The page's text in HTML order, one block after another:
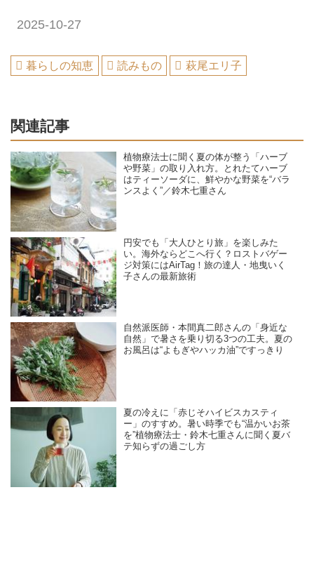
2025-10-27
暮らしの知恵 読みもの 萩尾エリ子
関連記事
植物療法士に聞く夏の体が整う「ハーブ
や野菜」の取り入れ方。とれたてハーブ
はティーソーダに、鮮やかな野菜を“バラ
ンスよく”／鈴木七重さん
円安でも「大人ひとり旅」を楽しみた
い。海外ならどこへ行く？ロストバゲー
ジ対策にはAirTag！旅の達人・地曳いく
子さんの最新旅術
自然派医師・本間真二郎さんの「身近な
自然」で暑さを乗り切る3つの工夫。夏の
お風呂は“よもぎやハッカ油”ですっきり
夏の冷えに「赤じそハイビスカスティ
ー」のすすめ。暑い時季でも“温かいお茶
を”植物療法士・鈴木七重さんに聞く夏バ
テ知らずの過ごし方